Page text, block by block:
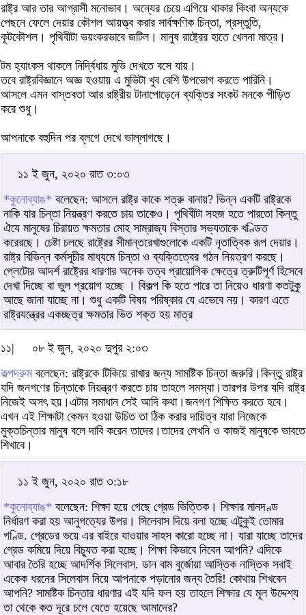
রাষ্ট্র আর তার আগ্রাসী মনোভাব। অন্যের চেয়ে এগিয়ে থাকার কিংবা অন্যকে
পেছনে ফেলে দেয়ার কৌশল আয়ত্ত্ব করার সার্বক্ষণিক চিন্তা, প্রস্তুতি,
কূটকৌশল। পৃথিবীটা ভয়ংকরভাবে জটিল। মানুষ রাষ্ট্রের হাতে খেলনা মাত্র।
টম হ্যাংকস থাকলে নির্দ্বিধায় মুভি দেখতে বসে যায়।
তবে রাষ্ট্রবিজ্ঞানে অজ্ঞ হওয়ায় এ মুভিটা খুব বেশি উপভোগ করতে পারিনি।
আসলে এমন বাস্তবতা আর রাষ্ট্রীয় টানাপোড়েনে ব্যক্তির সংকট মনকে পীড়িত
করে শুধু।
আপনাকে বহুদিন পর ব্লগে দেখে ভাল্লাগছে।
১১ ই জুন, ২০২০ রাত ৩:০৩
*কুনোব্যাঙ* বলেছেন: আসলে রাষ্ট্র কাকে শত্রু বানায়? ভিন্ন একটি রাষ্ট্রকে
নাকি যার চিন্তা নিয়ন্ত্রণ করতে চায় তাকেও। পৃথিবীটা সহজ হতে পারতো কিন্তু
ঐযে মানুষের চিরায়ত ক্ষমতার মোহ সাম্রাজ্য বিস্তার সভ্যতাকে খণ্ডিত
করেরছে। চেষ্টা চলছে রাষ্ট্রের সীমান্তরেখাগুলোকে একটি নৃতাত্বিক রূপ দেয়ার।
রাষ্ট্র বিভিন্ন কর্মসূচীর মাধ্যমে চিন্তা ও ব্যক্তিত্বের গঠন নিয়ত্রণ করছে।
প্লেটোর আদর্শ রাষ্ট্রের ধারণার অনেক তত্ব প্রায়োগিক ক্ষেত্রে ত্রুটিপূর্ণ হিসেবে
দেখা দিচ্ছে বা ভুল প্রয়োগ হচ্ছে । বিকল্প কি হতে পারে তা নিয়েও ধারণা কতটুকু
আছে জানা যাচ্ছে না। শুধু একটি বিষয় পরিষ্কার যে এভেবে নয়। কারণ এতে
রাষ্ট্রযন্ত্রের একচ্ছত্র ক্ষমতার ভিত শক্ত হয় মাত্র
১১|
০৮ ই জুন, ২০২০ দুপুর ২:০৩
কল্পদ্রুমবলেছেন: রাষ্ট্রকে টিকিয়ে রাখার জন্য সামষ্টিক চিন্তা জরুরি।কিন্তু রাষ্ট্র
যদি জনগণের চিন্তাকে নিয়ন্ত্রণ করতে চায় তাহলে সমস্যা।তারপর উপর যদি রাষ্ট্র
নিজেই অসৎ হয়।এটার সমাধান সেই আদি কথা।জনগণ শিক্ষিত করতে হবে।
এখন এই শিক্ষাটা কেমন হওয়া উচিত তা ঠিক করার দায়িত্ব যারা নিজেকে
মুক্তচিন্তার মানুষ বলে দাবি করেন তাদের।তাদের লেখনি ও কাজই মানুষকে ভাবতে
শিখাবে।
১১ ই জুন, ২০২০ রাত ৩:১৮
*কুনোব্যাঙ* বলেছেন: শিক্ষা হয়ে গেছে গ্রেড ভিত্তিক। শিক্ষার মানদণ্ড
নির্ধারণ করা হয় আনুগত্যের উপর। সিলেবাস দিয়ে বলা হচ্ছে এটুকুই তোমার
গণ্ডি. গ্রেডের ভয়ে এর বাইরে যাওয়ার সাহস কারো হচ্ছে না। যারা যাচ্ছে তাদের
গ্রেড কমিয়ে দিয়ে বিচ্যুত করা হচ্ছে। শিক্ষা কিভাবে নিবেন আপনি? এদিকে
আবার তৈরি হচ্ছে আদর্শিক সিলেবাস. ডান বাম বুর্জোয়া আস্তিক নাস্তিক সবাই
একেক ধরনের সিলেবাস নিয়ে আপনাকে পড়ানোর জন্য তৈরি! কোথায় শিখবেন
আপনি? সামষ্টিক চিন্তার ধারণার এই যদি ফল হয় তাহলে শিক্ষার যে মূল উদ্দেশ্য
তা থেকে কত দূরে চলে যেতে হয়েছে আমাদের?